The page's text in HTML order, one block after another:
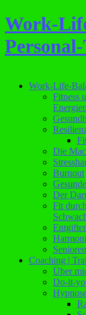
Work-
Work-Life-
Fitness
Die
Burnout
Der
Fit
Coaching |
Über
Do-it-